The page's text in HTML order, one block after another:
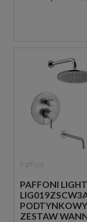
PAFFONI LIGHT
PODTYNKOWY
ZESTAW